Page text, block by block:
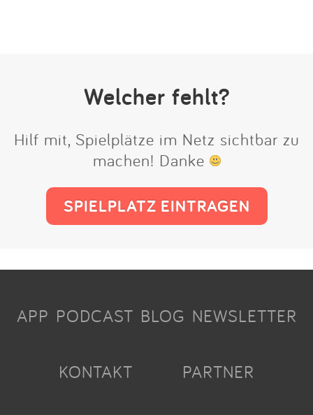
Welcher fehlt?
Hilf mit, Spielplätze im Netz sichtbar zu
machen! Danke
SPIELPLATZ EINTRAGEN
APP PODCAST BLOG NEWSLETTER
KONTAKT PARTNER